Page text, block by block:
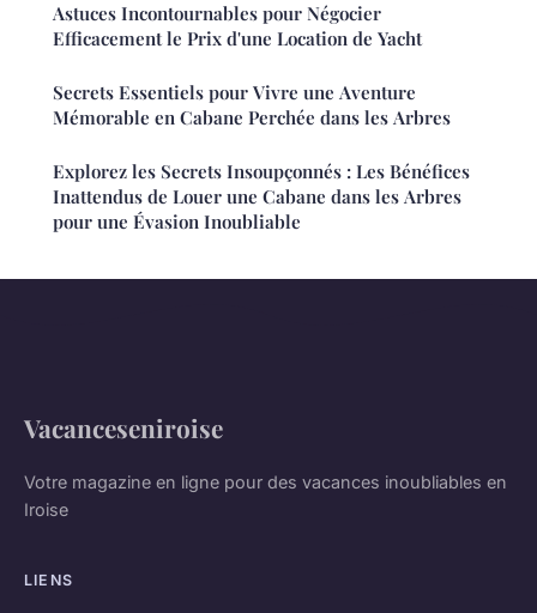
Astuces Incontournables pour Négocier
Efficacement le Prix d'une Location de Yacht
Secrets Essentiels pour Vivre une Aventure
Mémorable en Cabane Perchée dans les Arbres
Explorez les Secrets Insoupçonnés : Les Bénéfices
Inattendus de Louer une Cabane dans les Arbres
pour une Évasion Inoubliable
Vacanceseniroise
Votre magazine en ligne pour des vacances inoubliables en
Iroise
LIENS